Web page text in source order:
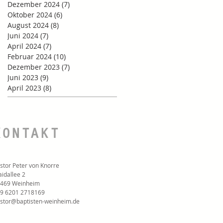
Dezember 2024 (7)
Oktober 2024 (6)
August 2024 (8)
Juni 2024 (7)
April 2024 (7)
Februar 2024 (10)
Dezember 2023 (7)
Juni 2023 (9)
April 2023 (8)
Peter von Knorre
2
Weinheim
6201 2718169‬
weinheim.de